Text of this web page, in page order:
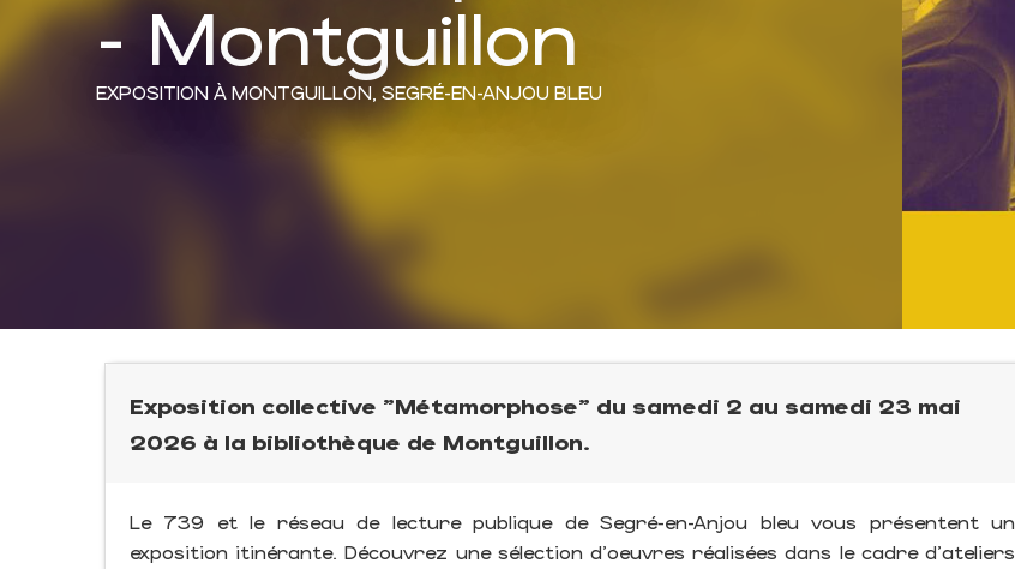
- Montguillon
EXPOSITION À MONTGUILLON, SEGRÉ-EN-ANJOU BLEU
Exposition collective "Métamorphose" du samedi 2 au samedi 23 mai
2026 à la bibliothèque de Montguillon.
Le 739 et le réseau de lecture publique de Segré-en-Anjou bleu vous présentent un
exposition itinérante. Découvrez une sélection d'oeuvres réalisées dans le cadre d'ateliers